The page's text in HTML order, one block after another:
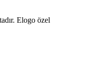
Elogo özel